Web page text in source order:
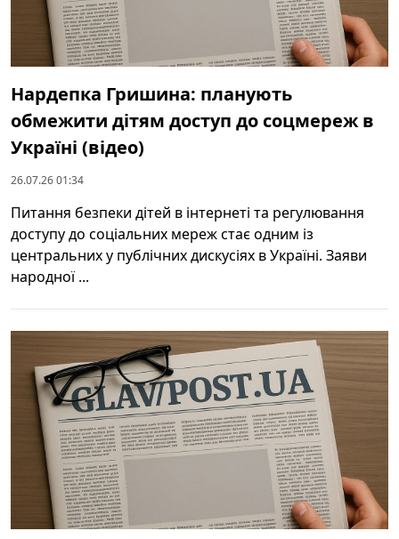
Нардепка Гришина: планують
обмежити дітям доступ до соцмереж в
Україні (відео)
26.07.26 01:34
Питання безпеки дітей в інтернеті та регулювання
доступу до соціальних мереж стає одним із
центральних у публічних дискусіях в Україні. Заяви
народної ...